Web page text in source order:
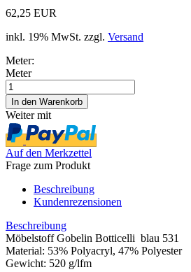
62,25 EUR
inkl. 19% MwSt. zzgl. Versand
Meter:
Meter
Weiter mit
Auf den Merkzettel
Frage zum Produkt
Beschreibung
Kundenrezensionen
Beschreibung
Möbelstoff Gobelin Botticelli blau 531
Material: 53% Polyacryl, 47% Polyester
Gewicht: 520 g/lfm